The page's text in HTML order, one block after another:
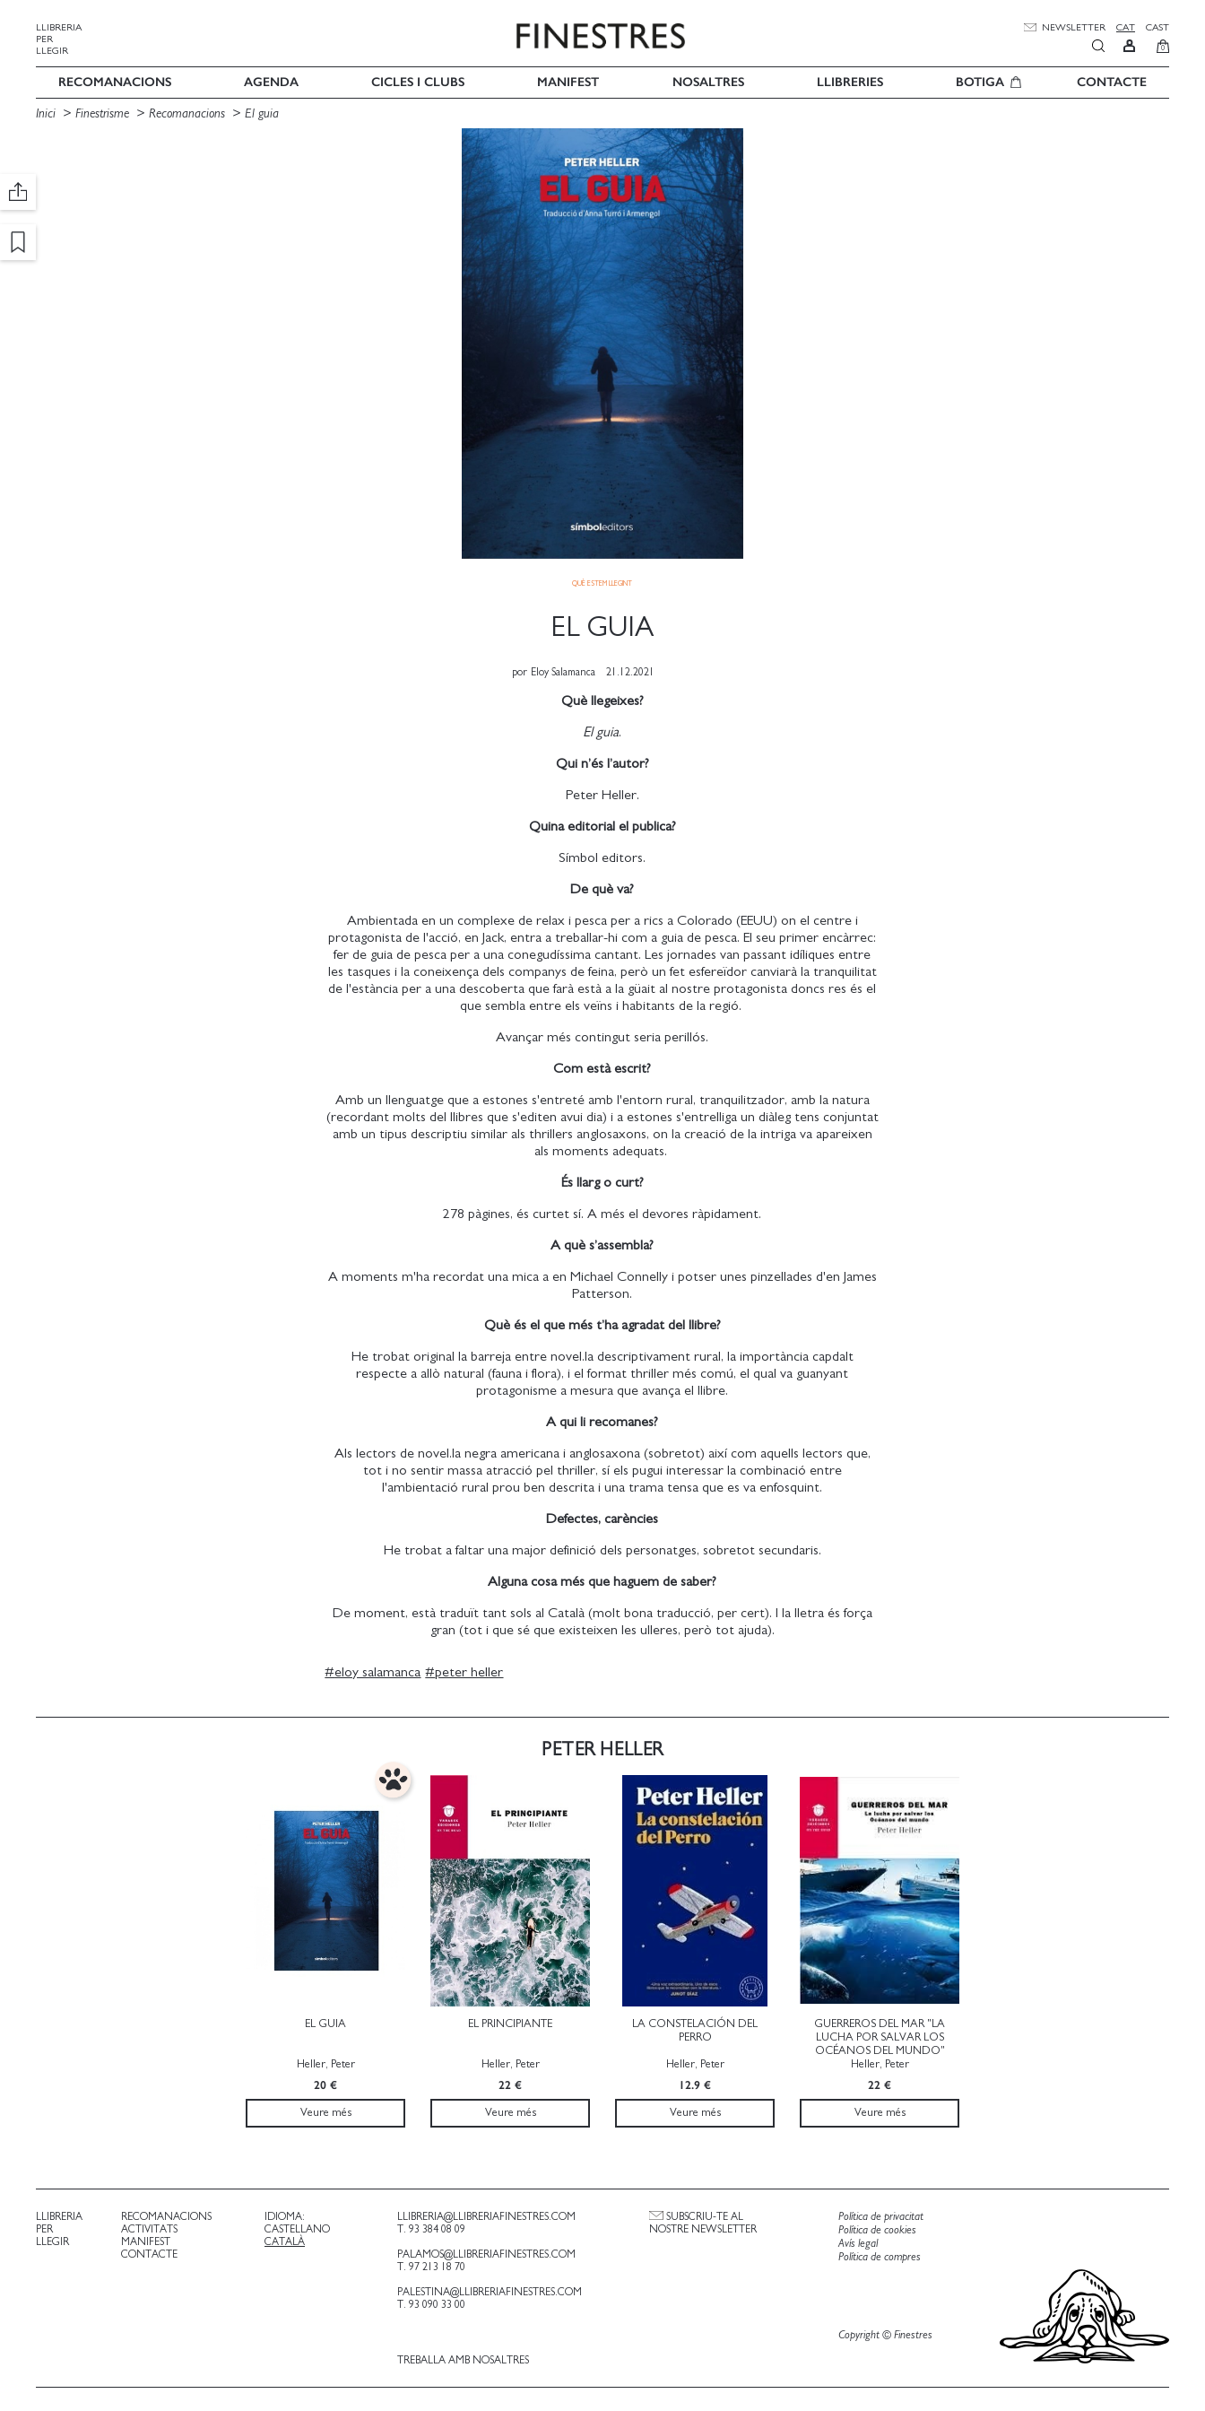
LLIBRERIA
PER
LLEGIR
NEWSLETTER CAT CAST
0
RECOMANACIONS AGENDA CICLES I CLUBS MANIFEST NOSALTRES LLIBRERIES BOTIGA CONTACTE
Inici Finestrisme Recomanacions El guia
QUÈ ESTEM LLEGINT
EL GUIA
por Eloy Salamanca 21.12.2021
Què llegeixes?
El guia.
Qui n’és l’autor?
Peter Heller.
Quina editorial el publica?
Símbol editors.
De què va?
Ambientada en un complexe de relax i pesca per a rics a Colorado (EEUU) on el centre i
protagonista de l'acció, en Jack, entra a treballar-hi com a guia de pesca. El seu primer encàrrec:
fer de guia de pesca per a una conegudíssima cantant. Les jornades van passant idíliques entre
les tasques i la coneixença dels companys de feina, però un fet esfereïdor canviarà la tranquilitat
de l'estància per a una descoberta que farà està a la güait al nostre protagonista doncs res és el
que sembla entre els veïns i habitants de la regió.
Avançar més contingut seria perillós.
Com està escrit?
Amb un llenguatge que a estones s'entreté amb l'entorn rural, tranquilitzador, amb la natura
(recordant molts del llibres que s'editen avui dia) i a estones s'entrelliga un diàleg tens conjuntat
amb un tipus descriptiu similar als thrillers anglosaxons, on la creació de la intriga va apareixen
als moments adequats.
És llarg o curt?
278 pàgines, és curtet sí. A més el devores ràpidament.
A què s’assembla?
A moments m'ha recordat una mica a en Michael Connelly i potser unes pinzellades d'en James
Patterson.
Què és el que més t’ha agradat del llibre?
He trobat original la barreja entre novel.la descriptivament rural, la importància capdalt
respecte a allò natural (fauna i flora), i el format thriller més comú, el qual va guanyant
protagonisme a mesura que avança el llibre.
A qui li recomanes?
Als lectors de novel.la negra americana i anglosaxona (sobretot) així com aquells lectors que,
tot i no sentir massa atracció pel thriller, sí els pugui interessar la combinació entre
l'ambientació rural prou ben descrita i una trama tensa que es va enfosquint.
Defectes, carències
He trobat a faltar una major definició dels personatges, sobretot secundaris.
Alguna cosa més que haguem de saber?
De moment, està traduït tant sols al Català (molt bona traducció, per cert). I la lletra és força
gran (tot i que sé que existeixen les ulleres, però tot ajuda).
#eloy salamanca #peter heller
PETER HELLER
EL GUIA
Heller, Peter
20 €
Veure més
EL PRINCIPIANTE
Heller, Peter
22 €
Veure més
LA CONSTELACIÓN DEL
PERRO
Heller, Peter
12.9 €
Veure més
GUERREROS DEL MAR "LA
LUCHA POR SALVAR LOS
OCÉANOS DEL MUNDO"
Heller, Peter
22 €
Veure més
LLIBRERIA
PER
LLEGIR
RECOMANACIONS
ACTIVITATS
MANIFEST
CONTACTE
IDIOMA:
CASTELLANO
CATALÀ
LLIBRERIA@LLIBRERIAFINESTRES.COM
T. 93 384 08 09
PALAMOS@LLIBRERIAFINESTRES.COM
T. 97 213 18 70
PALESTINA@LLIBRERIAFINESTRES.COM
T. 93 090 33 00
TREBALLA AMB NOSALTRES
SUBSCRIU-TE AL
NOSTRE NEWSLETTER
Política de privacitat
Política de cookies
Avís legal
Política de compres
Copyright © Finestres